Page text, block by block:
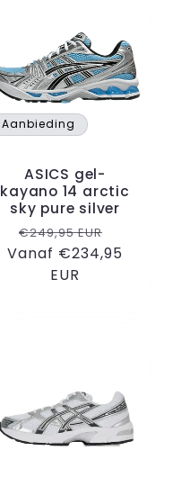
Aanbieding
ASICS gel-
kayano 14 arctic
sky pure silver
Normale
prijs
€249,95 EUR
Vanaf €234,95
EUR